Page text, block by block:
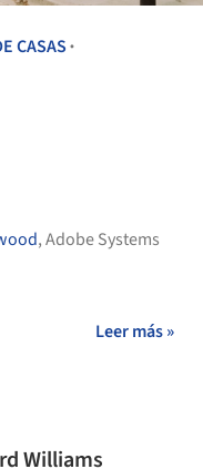
CASAS •
,Adobe Systems
Leer más »
Williams